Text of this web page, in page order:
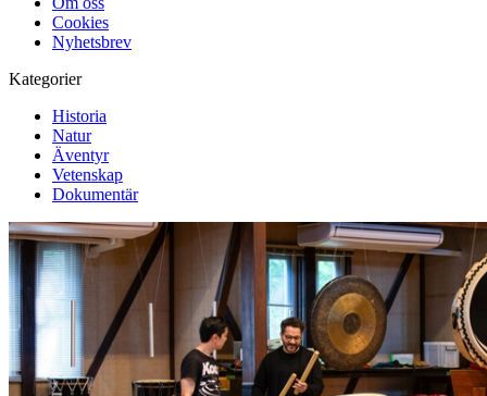
Cookies
Nyhetsbrev
Kategorier
Historia
Natur
Äventyr
Vetenskap
Dokumentär